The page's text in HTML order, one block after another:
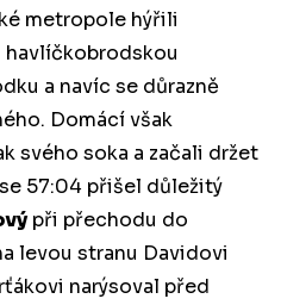
metropole hýřili
havlíčkobrodskou
a navíc se důrazně
Domácí však
svého soka a začali držet
57:04 přišel důležitý
při přechodu do
levou stranu Davidovi
narýsoval před